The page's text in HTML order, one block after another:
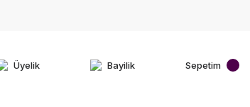
Üyelik Bayilik Sepetim